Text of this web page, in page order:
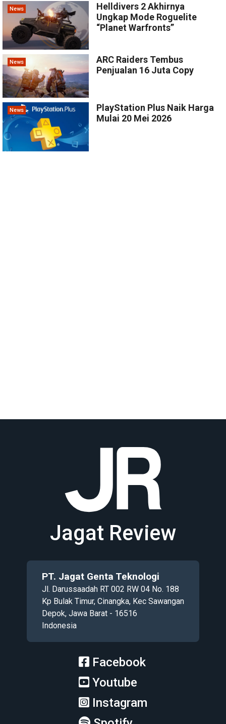
News
Helldivers 2 Akhirnya
Ungkap Mode Roguelite
“Planet Warfronts”
News
ARC Raiders Tembus
Penjualan 16 Juta Copy
News
PlayStation Plus Naik Harga
Mulai 20 Mei 2026
Jagat Review
PT. Jagat Genta Teknologi
Jl. Darussaadah RT 002 RW 04 No. 188
Kp Bulak Timur, Cinangka, Kec Sawangan
Depok, Jawa Barat - 16516
Indonesia
Facebook
Youtube
Instagram